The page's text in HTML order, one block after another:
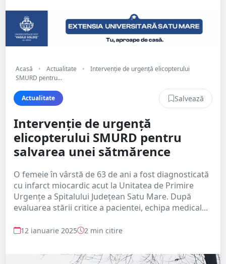
Acasă • Actualitate •
Intervenție de urgență elicopterului
SMURD pentru...
Actualitate Salvează
Intervenție de urgență
elicopterului SMURD pentru
salvarea unei sătmărence
O femeie în vârstă de 63 de ani a fost diagnosticată
cu infarct miocardic acut la Unitatea de Primire
Urgențe a Spitalului Județean Satu Mare. După
evaluarea stării critice a pacientei, echipa medical...
12 ianuarie 2025 2 min citire